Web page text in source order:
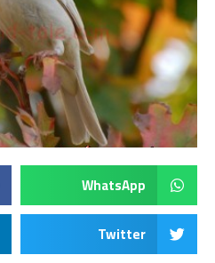
WhatsApp
Twitter